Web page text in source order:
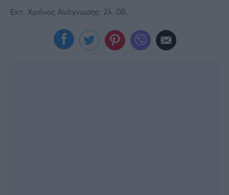
Εκτ. Χρόνος Ανάγνωσης: 2λ. 0δ.